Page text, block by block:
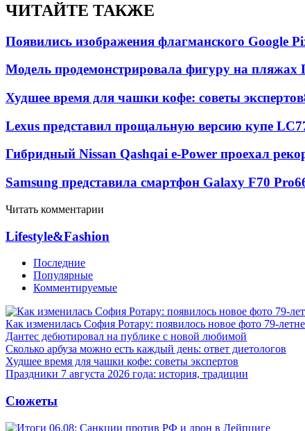
ЧИТАЙТЕ ТАКЖЕ
Появились изображения флагманского Google
Модель продемонстрировала фигуру на пляжах
Худшее время для чашки кофе: советы экспертов
Lexus представил прощальную версию купе LC
Гибридный Nissan Qashqai e-Power проехал
Samsung представила смартфон Galaxy F70 Pro
Читать комментарии
Lifestyle&Fashion
Последние
Популярные
Комментируемые
Как изменилась София Ротару: появилось новое фото 79-
Дантес дебютировал на публике с новой любимой
Сколько арбуза можно есть каждый день: ответ диетологов
Худшее время для чашки кофе: советы экспертов
Праздники 7 августа 2026 года: история, традиции
Сюжеты